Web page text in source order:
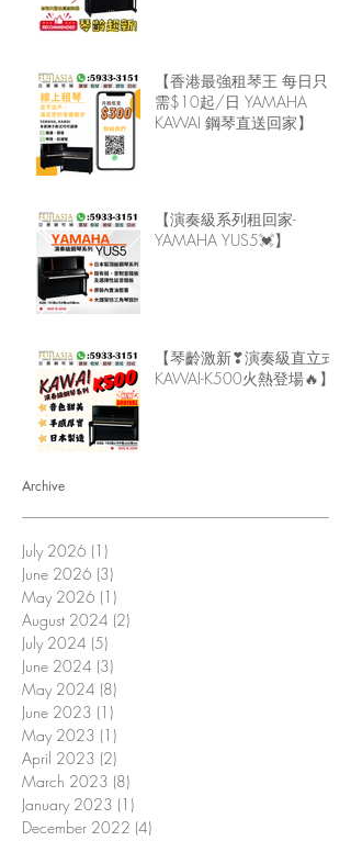
【香港最強租琴王 每日只
需$10起/日 YAMAHA
KAWAI 鋼琴直送回家】
【演奏級系列租回家-
YAMAHA YUS5💓】
【琴齡激新❣演奏級直立式
KAWAI-K500火熱登場🔥】
Archive
July 2026 (1)
June 2026 (3)
May 2026 (1)
August 2024 (2)
July 2024 (5)
June 2024 (3)
May 2024 (8)
June 2023 (1)
May 2023 (1)
April 2023 (2)
March 2023 (8)
January 2023 (1)
December 2022 (4)